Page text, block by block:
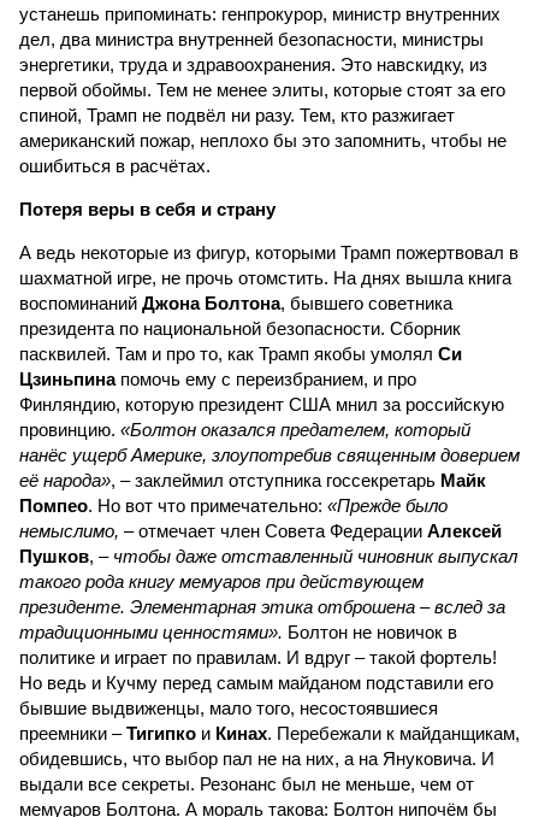
устанешь припоминать: генпрокурор, министр внутренних
дел, два министра внутренней безопасности, министры
энергетики, труда и здравоохранения. Это навскидку, из
первой обоймы. Тем не менее элиты, которые стоят за его
спиной, Трамп не подвёл ни разу. Тем, кто разжигает
американский пожар, неплохо бы это запомнить, чтобы не
ошибиться в расчётах.
Потеря веры в себя и страну
А ведь некоторые из фигур, которыми Трамп пожертвовал в
шахматной игре, не прочь отомстить. На днях вышла книга
воспоминаний Джона Болтона, бывшего советника
президента по национальной безопасности. Сборник
пасквилей. Там и про то, как Трамп якобы умолял Си
Цзиньпинапомочь ему с переизбранием, и про
Финляндию, которую президент США мнил за российскую
провинцию. «Болтон оказался предателем, который
нанёс ущерб Америке, злоупотребив священным доверием
её народа», – заклеймил отступника госсекретарь Майк
Помпео. Но вот что примечательно: «Прежде было
немыслимо, – отмечает член Совета Федерации Алексей
Пушков, – чтобы даже отставленный чиновник выпускал
такого рода книгу мемуаров при действующем
президенте. Элементарная этика отброшена – вслед за
традиционными ценностями». Болтон не новичок в
политике и играет по правилам. И вдруг – такой фортель!
Но ведь и Кучму перед самым майданом подставили его
бывшие выдвиженцы, мало того, несостоявшиеся
преемники –Тигипко и Кинах. Перебежали к майданщикам,
обидевшись, что выбор пал не на них, а на Януковича. И
выдали все секреты. Резонанс был не меньше, чем от
мемуаров Болтона. А мораль такова: Болтон нипочём бы